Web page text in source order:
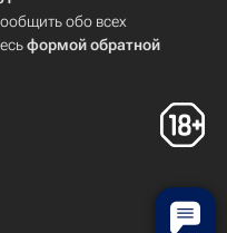
обо всех
формой обратной